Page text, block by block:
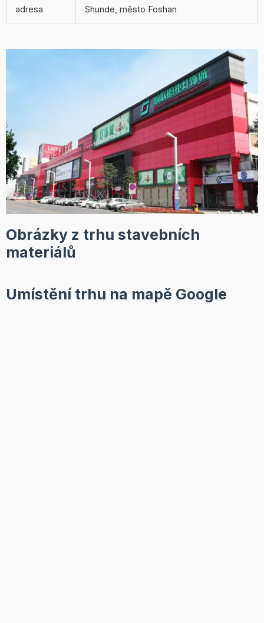
adresa
Shunde, město Foshan
Obrázky z trhu stavebních
materiálů
Umístění trhu na mapě Google